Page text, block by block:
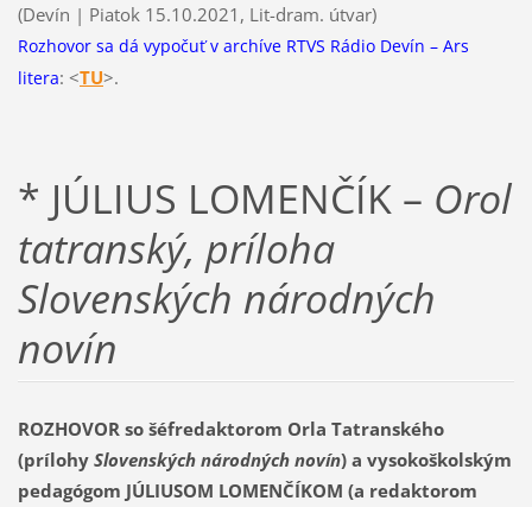
(Devín | Piatok 15.10.2021, Lit-dram. útvar)
Rozhovor sa dá vypočuť v archíve RTVS Rádio Devín – Ars
litera: <TU>.
* JÚLIUS LOMENČÍK – Orol
tatranský, príloha
Slovenských národných
novín
ROZHOVOR so šéfredaktorom Orla Tatranského
(prílohy Slovenských národných novín) a vysokoškolským
pedagógom JÚLIUSOM LOMENČÍKOM (a redaktorom